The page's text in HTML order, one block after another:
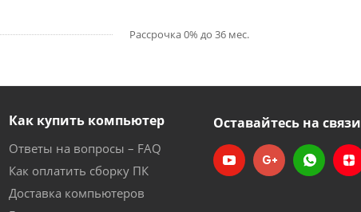
Рассрочка 0% до 36 мес.
Как купить компьютер
Ответы на вопросы – FAQ
Как оплатить сборку ПК
Доставка компьютеров
Оставайтесь на связи